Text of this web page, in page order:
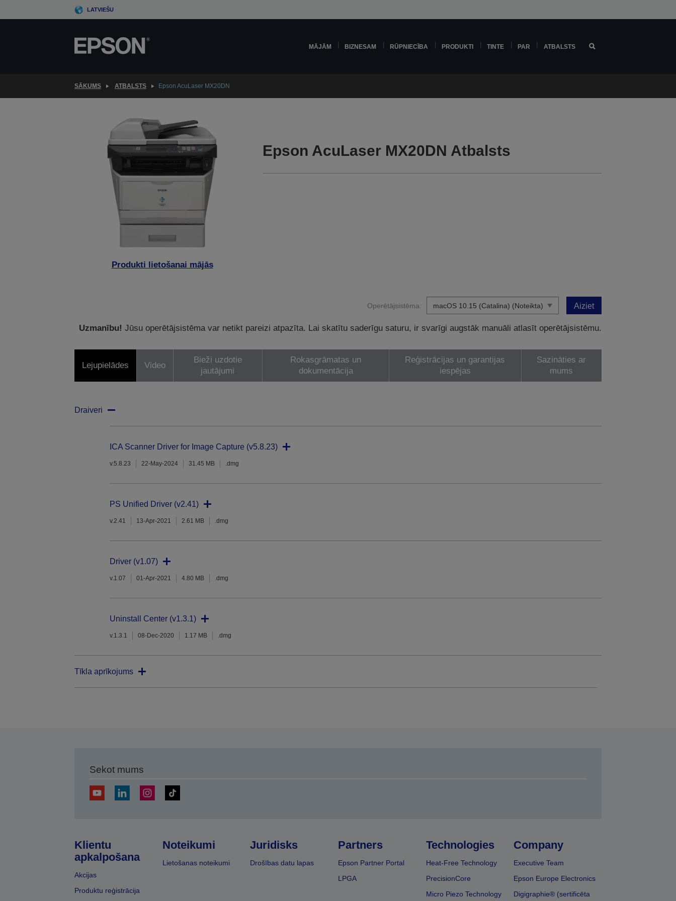
to
LATVIEŠU
MĀJĀM BIZNESAM RŪPNIECĪBA PRODUKTI TINTE PAR ATBALSTS
SĀKUMS ATBALSTS Epson AcuLaser MX20DN
Produkti lietošanai mājās
Epson AcuLaser MX20DN Atbalsts
Operētājsistēma: Aiziet
Uzmanību! Jūsu operētājsistēma var netikt pareizi atpazīta. Lai skatītu saderīgu saturu, ir svarīgi augstāk manuāli atlasīt operētājsistēmu.
Lejupielādes Video
Bieži uzdotie
jautājumi
Rokasgrāmatas un
dokumentācija
Reģistrācijas un garantijas
iespējas
Sazināties ar
mums
Draiveri
ICA Scanner Driver for Image Capture (v5.8.23)
v.5.8.23 22-May-2024 31.45 MB .dmg
PS Unified Driver (v2.41)
v.2.41 13-Apr-2021 2.61 MB .dmg
Driver (v1.07)
v.1.07 01-Apr-2021 4.80 MB .dmg
Uninstall Center (v1.3.1)
v.1.3.1 08-Dec-2020 1.17 MB .dmg
Tīkla aprīkojums
Sekot mums
Klientu
apkalpošana
Akcijas
Produktu reģistrācija
Noteikumi
Lietošanas noteikumi
Juridisks
Drošības datu lapas
Partners
Epson Partner Portal
LPGA
Technologies
Heat-Free Technology
PrecisionCore
Micro Piezo Technology
Company
Executive Team
Epson Europe Electronics
Digigraphie® (sertificēta